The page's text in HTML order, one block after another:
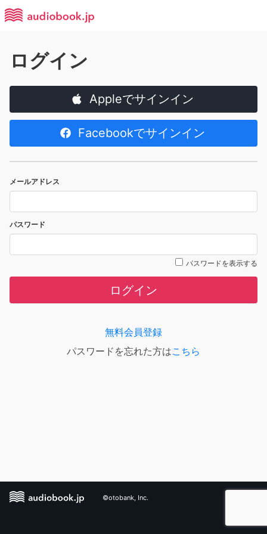
ログイン
Appleでサインイン
Facebookでサインイン
メールアドレス
パスワード
パスワードを表示する
ログイン
無料会員登録
パスワードを忘れた方はこちら
©otobank, Inc.